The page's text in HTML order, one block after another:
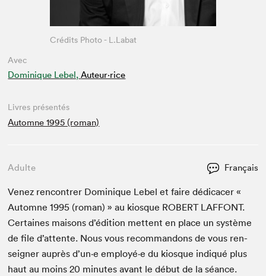
Avec
Dominique Lebel, Auteur·rice
Crédits Photo - L.Labat
Livres présentés
Automne 1995 (roman)
Adulte Français
Venez ren­con­tr­er Dominique Lebel et faire dédi­cac­er «
Automne1995 (roman) » au kiosque ROBERT LAF­FONT.
Cer­taines maisons d’édi­tion met­tent en place un sys­tème
de file d’at­tente. Nous vous recom­man­dons de vous ren­
seign­er auprès d’un·e employé·e du kiosque indiqué plus
haut au moins20 min­utes avant le début de la séance.